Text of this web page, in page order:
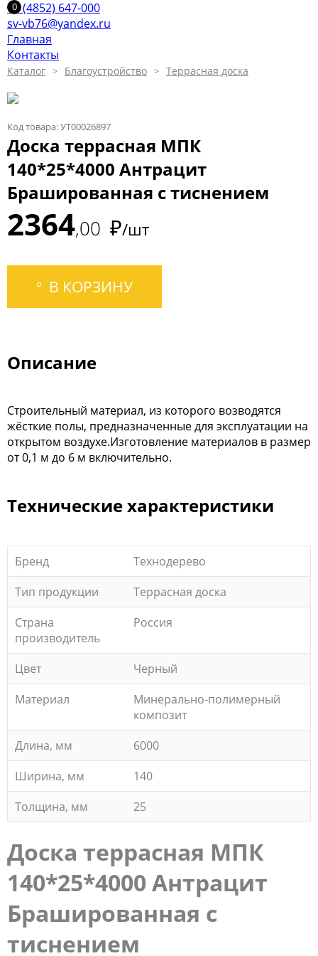
+7 (4852) 647-000
sv-vb76@yandex.ru
Главная
Контакты
Каталог Благоустройство Террасная доска
Код товара: УТ00026897
Доска террасная МПК
140*25*4000 Антрацит
Брашированная с тиснением
2364 00 ₽/шт
В КОРЗИНУ
Описание
Строительный материал, из которого возводятся
жёсткие полы, предназначенные для эксплуатации на
открытом воздухе.Изготовление материалов в размер
от 0,1 м до 6 м включительно.
Технические характеристики
Бренд
Технодерево
Тип продукции
Террасная доска
Страна
производитель
Россия
Цвет
Черный
Материал
Минерально-полимерный
композит
Длина, мм
6000
Ширина, мм
140
Толщина, мм
25
Доска террасная МПК
140*25*4000 Антрацит
Брашированная с
тиснением